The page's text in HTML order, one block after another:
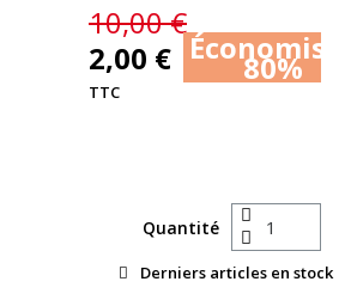
10,00 €
2,00 €
80%
TTC
Quantité
Derniers articles en stock